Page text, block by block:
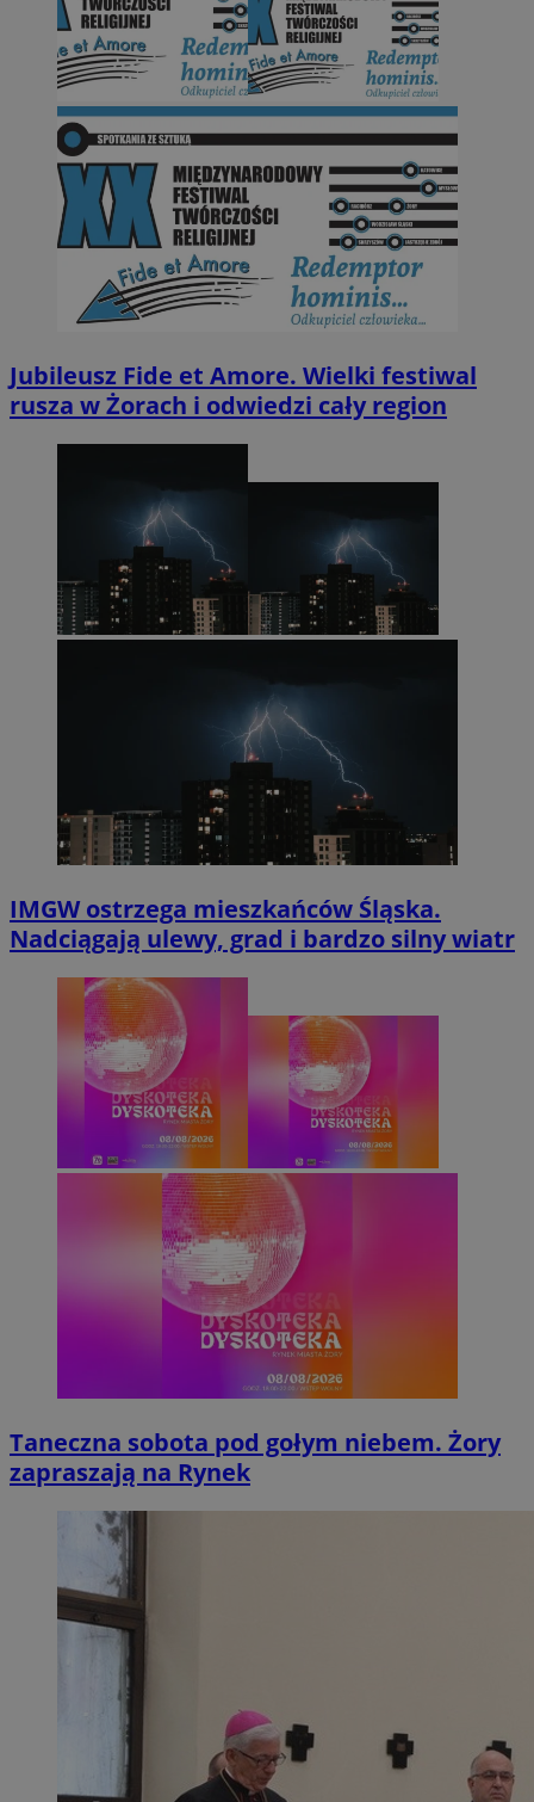
Jubileusz Fide et Amore. Wielki festiwal
rusza w Żorach i odwiedzi cały region
IMGW ostrzega mieszkańców Śląska.
Nadciągają ulewy, grad i bardzo silny wiatr
Taneczna sobota pod gołym niebem. Żory
zapraszają na Rynek